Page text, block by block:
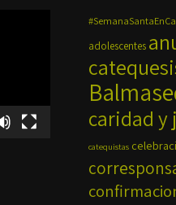
adolescentes
caridad y
catequistas